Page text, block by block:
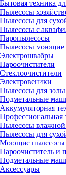
Бытовая техника
Пылесосы
Пылесосы для
Пылесосы с
Паропылесосы
Пылесосы моющие
Электрошвабры
Пароочистители
Стеклоочистители
Электровеники
Пылесосы для золы
Подметальные
Аккумуляторная
Профессиональная
Пылесосы влажной
Пылесосы для
Моющие пылесосы
Пароочиститель и
Подметальные
Аксессуары